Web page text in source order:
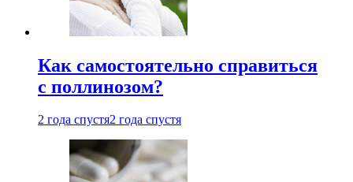
Как самостоятельно справиться
с поллинозом?
2 года спустя2 года спустя